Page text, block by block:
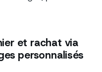
et rachat via
personnalisés